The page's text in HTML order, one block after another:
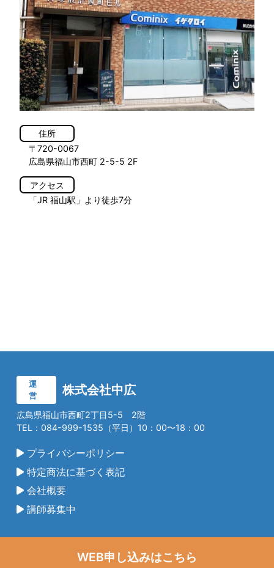
住所
〒720-0067
広島県福山市西町 2-5-5 2F
アクセス
「JR 福山駅」より徒歩7分
運
営
株式会社中広
広島県福山市西町2丁目5-5 2階
TEL：084-999-1535（平日）10：00〜18：00
プライバシーポリシー
特定商法に基づく表記
会社概要
講師募集中
©2025 CHUCO Co., Ltd.
WEB申し込みはこちら